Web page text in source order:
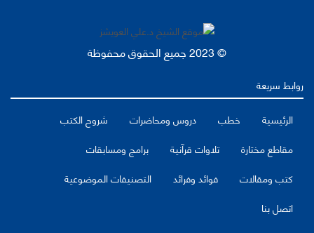
© 2023 جميع الحقوق محفوظة
روابط سريعة
الرئيسية
خطب دروس ومحاضرات
شروح الكتب
مقاطع مختارة
تلاوات قرآنية
برامج ومسابقات
كتب ومقالات
فوائد وفرائد
التصنيفات الموضوعية
اتصل بنا